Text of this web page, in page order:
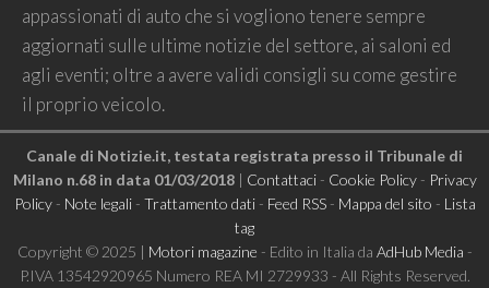
appassionati di auto che si vogliono tenere sempre
aggiornati sulle ultime notizie del settore, ai saloni ed
agli eventi; oltre a avere validi consigli su come gestire
il proprio veicolo.
Canale di Notizie.it, testata registrata presso il Tribunale di
Milano n.68 in data 01/03/2018| Contattaci- Cookie Policy- Privacy
Policy- Note legali- Trattamento dati- Feed RSS- Mappa del sito - Lista
tag
Copyright © 2025 | Motori magazine - Edito in Italia da AdHub Media -
P.IVA 13542920965 Numero REA MI 2729933 - All Rights Reserved.